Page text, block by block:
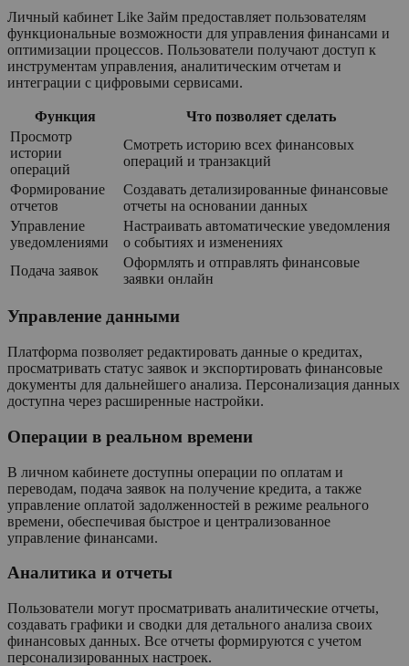
Личный кабинет Like Займ предоставляет пользователям
функциональные возможности для управления финансами и
оптимизации процессов. Пользователи получают доступ к
инструментам управления, аналитическим отчетам и
интеграции с цифровыми сервисами.
Функция
Что позволяет сделать
Просмотр
истории
операций
Смотреть историю всех финансовых
операций и транзакций
Формирование
отчетов
Создавать детализированные финансовые
отчеты на основании данных
Управление
уведомлениями
Настраивать автоматические уведомления
о событиях и изменениях
Подача заявок
Оформлять и отправлять финансовые
заявки онлайн
Управление данными
Платформа позволяет редактировать данные о кредитах,
просматривать статус заявок и экспортировать финансовые
документы для дальнейшего анализа. Персонализация данных
доступна через расширенные настройки.
Операции в реальном времени
В личном кабинете доступны операции по оплатам и
переводам, подача заявок на получение кредита, а также
управление оплатой задолженностей в режиме реального
времени, обеспечивая быстрое и централизованное
управление финансами.
Аналитика и отчеты
Пользователи могут просматривать аналитические отчеты,
создавать графики и сводки для детального анализа своих
финансовых данных. Все отчеты формируются с учетом
персонализированных настроек.